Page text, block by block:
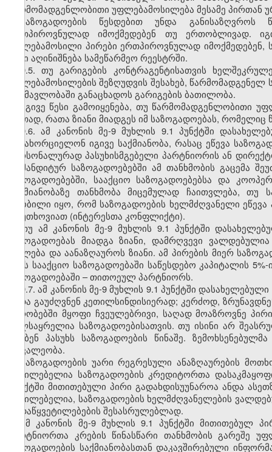
წარმომადგენლობითი უფლებამოსილება მესამე პირთან
საზოგადოების წესდებით უნდა
ერთპიროვნულად იმოქმედებენ თუ ერთობლივად.
უფლებამოსილი პირები ერთპიროვნულად
წესი აღინიშნება სამეწარმეო რეესტრში.
9.5. თუ გარიგების კონტრაგენტისათვის
უფლებამოსილების შეზღუდვის შესახებ,
განმავლობაში განაცხადოს გარიგების ბათილობა.
იგივე წესი გამოიყენება, თუ წარმომადგენლობითი
ერთად, რათა ზიანი მიადგეს იმ საზოგადოებას,
9.6. ამ კანონის მე-9 მუხლის 9.1 პუნქტში
განახორციელონ იგივე საქმიანობა, რასაც ეწევა
პერსონალურად პასუხისმგებელი პარტნიორის ან
კომანდიტურ საზოგადოებებში ამ თანხმობის გაცემა
საზოგადოებებში, სააქციო საზოგადოებებსა და
საქმიანობაზე თანხმობა მიცემულად ჩაითვლება, თუ
ცნობილი იყო, რომ საზოგადოების ხელმძღვანელი ეწევა
მოუთხოვიათ (ინტერესთა კონფლიქტი).
თუ ამ კანონის მე-9 მუხლის 9.1 პუნქტში
საზოგადოებას მიადგა ზიანი, დამრღვევი
უფლება და აანაზღაუროს ზიანი. ამ პირების მიერ
აქვს სააქციო საზოგადოებაში საწესდებო კაპიტალის
საზოგადოებაში – თითოეულ პარტნიორს.
9.7. ამ კანონის მე-9 მუხლის 9.1 პუნქტში
უნდა გაუძღვნენ კეთილსინდისიერად; კერძოდ,
პირობებში მყოფი ჩვეულებრივი, საღად მოაზროვნე
ხელსაყრელია საზოგადოებისათვის. თუ ისინი არ
აგებენ პასუხს საზოგადოების წინაშე.
მოვალეობა.
საზოგადოების უარი რეგრესული ანაზღაურების
აუცილებელია საზოგადოების კრედიტორთა
პუნქტში მითითებული პირი გადახდისუუნაროა ანდა
აუცილებელია, საზოგადოების ხელმძღვანელების
გადაწყვეტილებების შესასრულებლად.
ამ კანონის მე-9 მუხლის 9.1 პუნქტში მითითებულ
პარტნიორთა კრების წინასწარი თანხმობის გარეშე
საზოგადოების საქმიანობასთან დაკავშირებული